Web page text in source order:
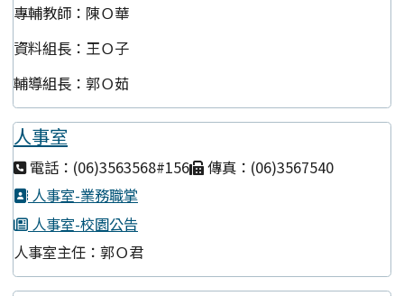
專輔教師：陳Ｏ華
資料組長：王Ｏ子
輔導組長：郭Ｏ茹
人事室
電話：(06)3563568#156
傳真：(06)3567540
人事室-業務職掌
人事室-校園公告
人事室主任：郭Ｏ君